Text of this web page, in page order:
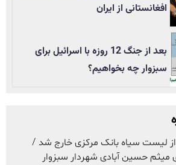
افغانستانی از ایران
بعد از جنگ 12 روزه با اسرائیل برای
سبزوار چه بخواهیم؟
از لیست سیاه بانک مرکزی خارج شد /
حسین آبادی شهردار سبزوار